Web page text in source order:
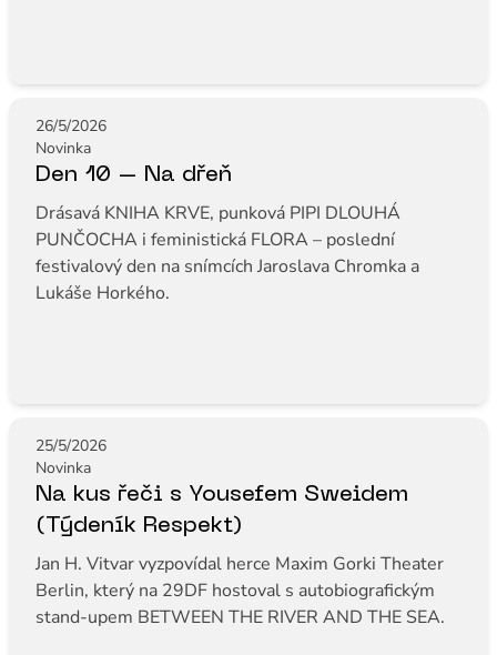
26/5/2026
Novinka
Den 10 – Na dřeň
Drásavá KNIHA KRVE, punková PIPI DLOUHÁ
PUNČOCHA i feministická FLORA – poslední
festivalový den na snímcích Jaroslava Chromka a
Lukáše Horkého.
25/5/2026
Novinka
Na kus řeči s Yousefem Sweidem
(Týdeník Respekt)
Jan H. Vitvar vyzpovídal herce Maxim Gorki Theater
Berlin, který na 29DF hostoval s autobiografickým
stand-upem BETWEEN THE RIVER AND THE SEA.